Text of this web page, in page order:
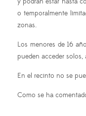
o temporalmente
zonas.
Los menores de 16
pueden acceder
En el recinto no se
Como se ha